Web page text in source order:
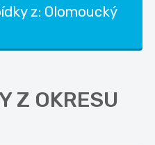
z: Olomoucký
Z OKRESU